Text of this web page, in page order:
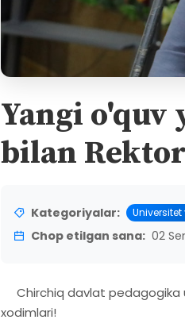
Yangi
bilan
Kategoriyalar:
Chop etilgan sana: 02
Chirchiq davlat pedagogika
xodimlari!